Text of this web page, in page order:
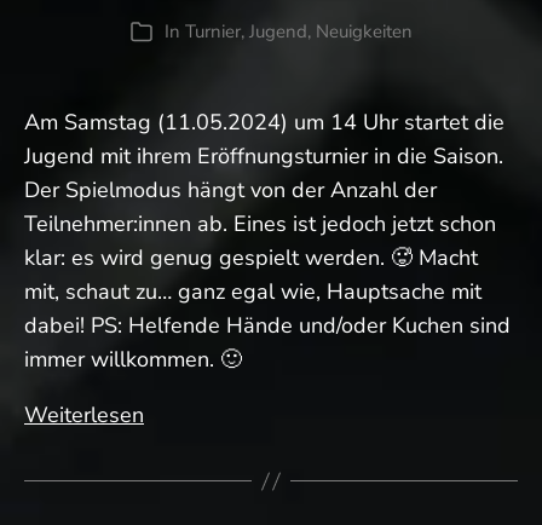
Kategorien
In Turnier, Jugend, Neuigkeiten
Am Samstag (11.05.2024) um 14 Uhr startet die
Jugend mit ihrem Eröffnungsturnier in die Saison.
Der Spielmodus hängt von der Anzahl der
Teilnehmer:innen ab. Eines ist jedoch jetzt schon
klar: es wird genug gespielt werden. 🥵 Macht
mit, schaut zu… ganz egal wie, Hauptsache mit
dabei! PS: Helfende Hände und/oder Kuchen sind
immer willkommen. 🙂
Weiterlesen
Jugendturnier